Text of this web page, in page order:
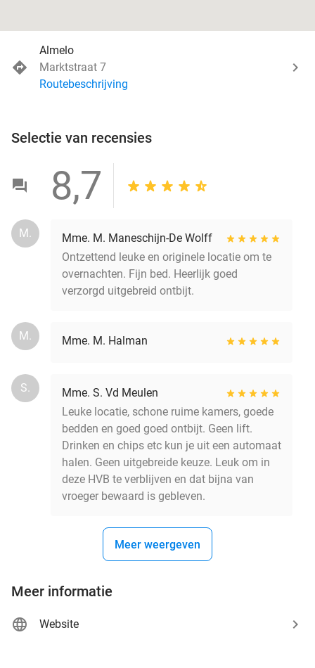
Almelo
Marktstraat 7
Routebeschrijving
Selectie van recensies
8,7
M.
Mme. M. Maneschijn-De Wolff
Ontzettend leuke en originele locatie om te
overnachten. Fijn bed. Heerlijk goed
verzorgd uitgebreid ontbijt.
M. Mme. M. Halman
S.
Mme. S. Vd Meulen
Leuke locatie, schone ruime kamers, goede
bedden en goed goed ontbijt. Geen lift.
Drinken en chips etc kun je uit een automaat
halen. Geen uitgebreide keuze. Leuk om in
deze HVB te verblijven en dat bijna van
vroeger bewaard is gebleven.
Meer weergeven
Meer informatie
Website